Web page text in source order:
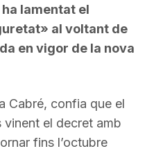
ha lamentat el
al voltant de
en vigor de la nova
Cabré, confia que el
vinent el decret amb
fins l’octubre